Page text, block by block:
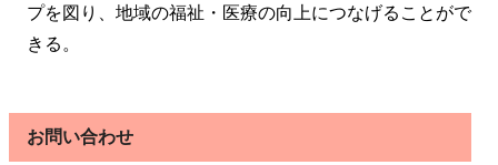
プを図り、地域の福祉・医療の向上につなげることがで
きる。
お問い合わせ